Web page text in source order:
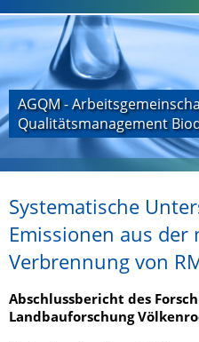
AGQM -
Qualitätsmanagement
Systematische
Emissionen aus der
Verbrennung von
Abschlussbericht des
Landbauforschung